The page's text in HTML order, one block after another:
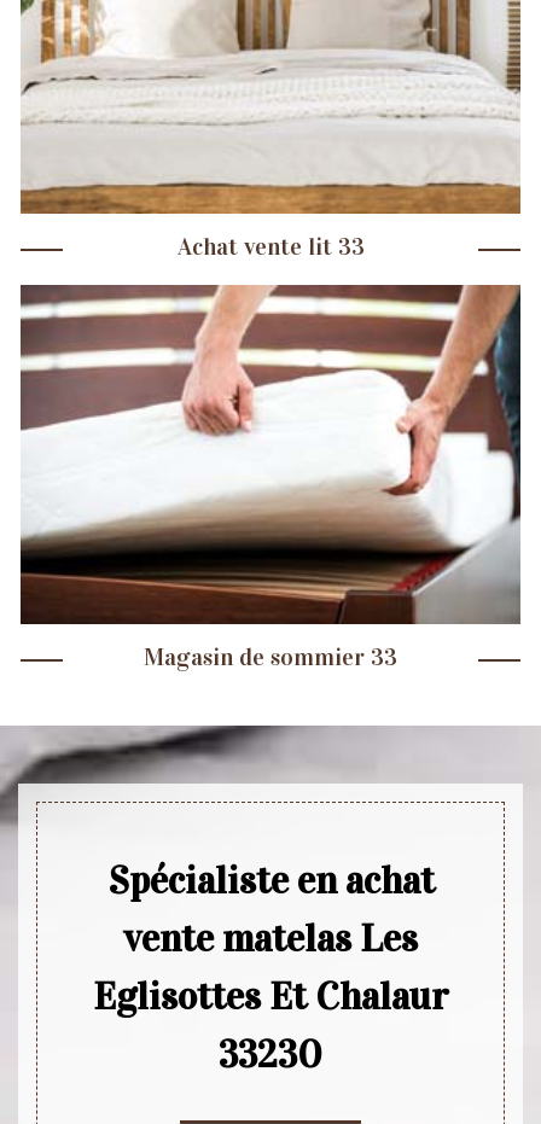
Achat vente lit 33
Magasin de sommier 33
Spécialiste en achat
vente matelas Les
Eglisottes Et Chalaur
33230